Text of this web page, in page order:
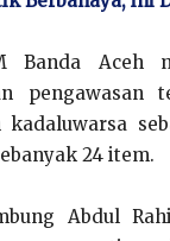
Banda Aceh
pengawasan
kadaluwarsa
24 item.
Abdul